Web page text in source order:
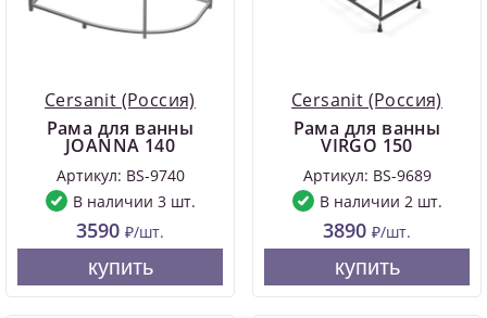
Cersanit (Россия)
Рама для ванны
JOANNA 140
Артикул: BS-9740
В наличии 3 шт.
3590 ₽/шт.
купить
Cersanit (Россия)
Рама для ванны
VIRGO 150
Артикул: BS-9689
В наличии 2 шт.
3890 ₽/шт.
купить